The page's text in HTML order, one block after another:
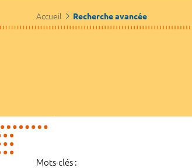
Accueil Recherche avancée
Mots-clés :